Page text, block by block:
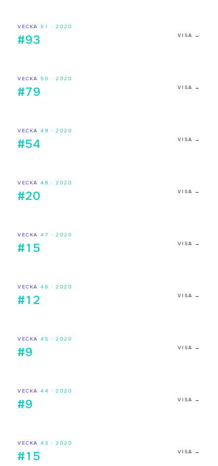
VECKA 51 · 2020
#93 VISA →
VECKA 50 · 2020
#79 VISA →
VECKA 49 · 2020
#54 VISA →
VECKA 48 · 2020
#20 VISA →
VECKA 47 · 2020
#15 VISA →
VECKA 46 · 2020
#12 VISA →
VECKA 45 · 2020
#9 VISA →
VECKA 44 · 2020
#9 VISA →
VECKA 43 · 2020
#15 VISA →